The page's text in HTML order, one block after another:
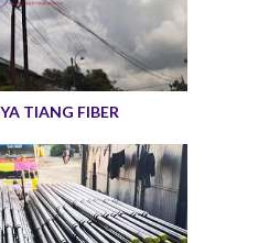
TIANG FIBER